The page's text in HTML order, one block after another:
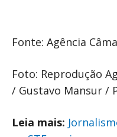
Fonte: Agência
Foto: Reprodução
/ Gustavo Mansur /
Leia mais: